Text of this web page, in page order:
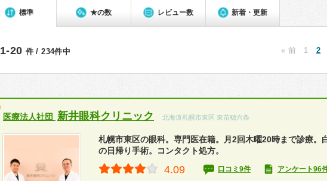
標準 ★の数 レビュー数 新着・更新
1-20 件 / 234件中 « 前 1 2
医療法人社団 新井眼科クリニック 北海道札幌市東区 東苗穂六条
札幌市東区の眼科。専門医在籍。月2回木曜20時まで診療。
の日帰り手術。コンタクト処方。
4.09 口コミ9件 アンケート96